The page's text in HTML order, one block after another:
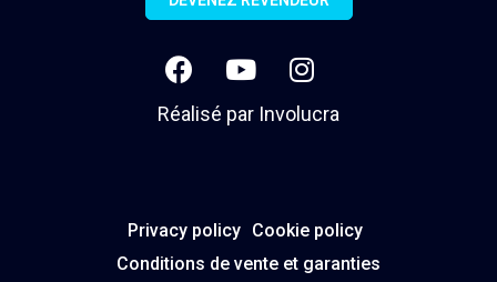
Réalisé par Involucra
Privacy policy Cookie policy
Conditions de vente et garanties